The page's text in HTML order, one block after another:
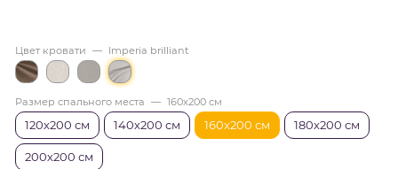
Цвет кровати — Imperia brilliant
Размер спального места — 160х200 см
120х200 см 140х200 см 160х200 см 180х200 см
200х200 см